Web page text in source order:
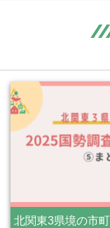
北関東3県境の市